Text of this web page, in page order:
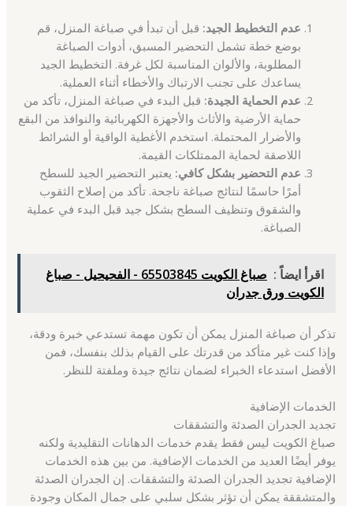
عدم التخطيط الجيد: قبل أن تبدأ في صباغة المنزل، قم
بوضع خطة تشمل التحضير المسبق، أدوات الصباغة
المطلوبة، والألوان المناسبة لكل غرفة. التخطيط الجيد
يساعدك على تجنب الارتباك والأخطاء أثناء العملية.
عدم الحماية الجيدة: قبل البدء في صباغة المنزل، تأكد من
حماية الأرضية والأثاث والأجهزة الكهربائية والنوافذ من البقع
والأضرار المحتملة. استخدم الأغطية الواقية أو الشرائط
اللاصقة لحماية الممتلكات القيمة.
عدم التحضير بشكل كافي: يعتبر التحضير الجيد للسطح
أمرًا حاسمًا لنتائج صباغة ناجحة. تأكد من إصلاح الثقوب
والشقوق وتنظيف السطح بشكل جيد قبل البدء في عملية
الصباغة.
اقرأ ايضاً :
صباغ الكويت 65503845 - الفحيحيل - صباغ
الكويت ورق جدران
تذكر أن صباغة المنزل يمكن أن تكون مهمة تستدعي خبرة ودقة،
وإذا كنت غير متأكد من قدرتك على القيام بذلك بنفسك، فمن
الأفضل استدعاء الخبراء لضمان نتائج جيدة وملفتة للنظر.
الخدمات الإضافية
تجديد الجدران الصدئة والتشققات
صباغ الكويت ليس فقط يقدم خدمات الدهانات التقليدية ولكنه
يوفر أيضًا العديد من الخدمات الإضافية. من بين هذه الخدمات
الإضافية تجديد الجدران الصدئة والتشققات. إن الجدران الصدئة
والمتشققة يمكن أن تؤثر بشكل سلبي على جمال المكان وجودة